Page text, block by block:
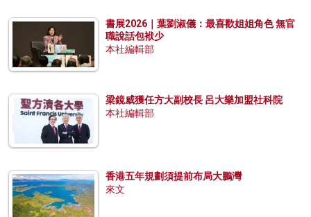
書展2026｜葉劉淑儀：最喜歡姐姐角色 無官
職說話包袱少
本社編輯部
梁鏡威獲任方大副校長 呂大樂加盟社科院
本社編輯部
香港五年規劃須提前布局大鵬灣
來文